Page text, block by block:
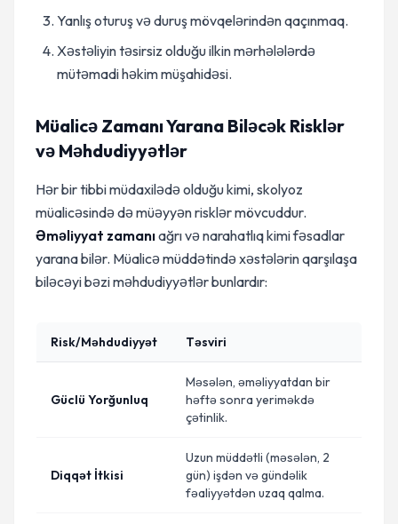
Yanlış oturuş və duruş mövqelərindən qaçınmaq.
Xəstəliyin təsirsiz olduğu ilkin mərhələlərdə
mütəmadi həkim müşahidəsi.
Müalicə Zamanı Yarana Biləcək Risklər
və Məhdudiyyətlər
Hər bir tibbi müdaxilədə olduğu kimi, skolyoz
müalicəsində də müəyyən risklər mövcuddur.
Əməliyyat zamanıağrı və narahatlıq kimi fəsadlar
yarana bilər. Müalicə müddətində xəstələrin qarşılaşa
biləcəyi bəzi məhdudiyyətlər bunlardır:
Risk/Məhdudiyyət Təsviri
Güclü Yorğunluq
Məsələn, əməliyyatdan bir
həftə sonra yeriməkdə
çətinlik.
Diqqət İtkisi
Uzun müddətli (məsələn, 2
gün) işdən və gündəlik
fəaliyyətdən uzaq qalma.